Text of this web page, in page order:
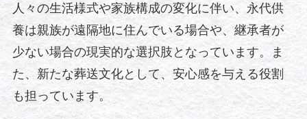
人々の生活様式や家族構成の変化に伴い、永代供
養は親族が遠隔地に住んでいる場合や、継承者が
少ない場合の現実的な選択肢となっています。ま
た、新たな葬送文化として、安心感を与える役割
も担っています。